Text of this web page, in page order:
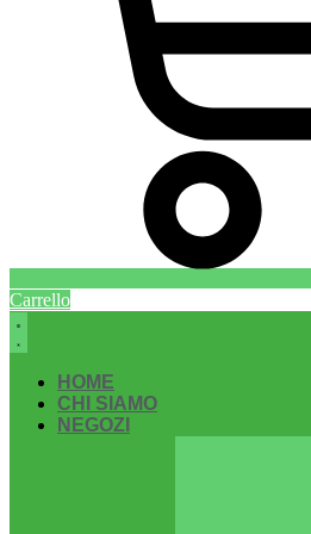
Carrello
HOME
CHI SIAMO
NEGOZI